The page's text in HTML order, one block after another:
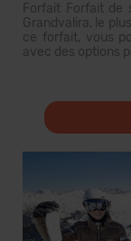
Forfait Forfait de
Grandvalira, le
ce forfait, vous
avec des options